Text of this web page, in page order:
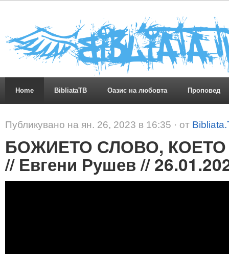
Home BibliataTB Оазис на любовта Проповед
Публикувано на ян. 26, 2023 в 16:35 · от
БОЖИЕТО СЛОВО, КОЕТО
// Евгени Рушев //